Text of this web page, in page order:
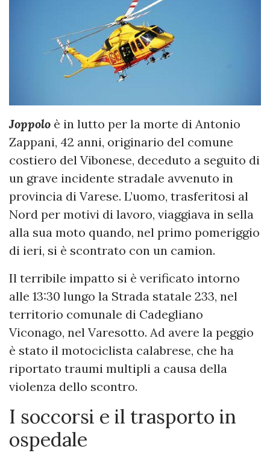
Joppolo è in lutto per la morte di Antonio
Zappani, 42 anni, originario del comune
costiero del Vibonese, deceduto a seguito di
un grave incidente stradale avvenuto in
provincia di Varese. L’uomo, trasferitosi al
Nord per motivi di lavoro, viaggiava in sella
alla sua moto quando, nel primo pomeriggio
di ieri, si è scontrato con un camion.
Il terribile impatto si è verificato intorno
alle 13:30 lungo la Strada statale 233, nel
territorio comunale di Cadegliano
Viconago, nel Varesotto. Ad avere la peggio
è stato il motociclista calabrese, che ha
riportato traumi multipli a causa della
violenza dello scontro.
I soccorsi e il trasporto in
ospedale